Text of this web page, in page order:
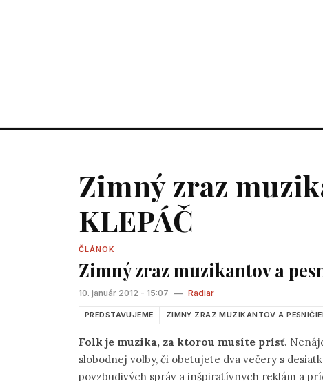
Zimný zraz
KLEPÁČ
ČLÁNOK
Zimný zraz muzikantov a
10. január 2012 - 15:07 — Radiar
PREDSTAVUJEME ZIMNÝ ZRAZ MUZIKANTOV A
Folk je muzika, za ktorou musíte prísť.
slobodnej voľby, či obetujete dva večery s
povzbudivých správ a inšpiratívnych reklám a